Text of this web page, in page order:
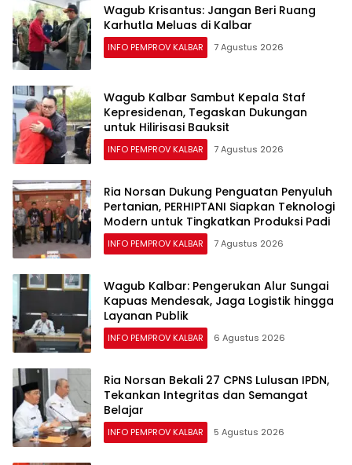
Wagub Krisantus: Jangan Beri Ruang
Karhutla Meluas di Kalbar
INFO PEMPROV KALBAR 7 Agustus 2026
Wagub Kalbar Sambut Kepala Staf
Kepresidenan, Tegaskan Dukungan
untuk Hilirisasi Bauksit
INFO PEMPROV KALBAR 7 Agustus 2026
Ria Norsan Dukung Penguatan Penyuluh
Pertanian, PERHIPTANI Siapkan Teknologi
Modern untuk Tingkatkan Produksi Padi
INFO PEMPROV KALBAR 7 Agustus 2026
Wagub Kalbar: Pengerukan Alur Sungai
Kapuas Mendesak, Jaga Logistik hingga
Layanan Publik
INFO PEMPROV KALBAR 6 Agustus 2026
Ria Norsan Bekali 27 CPNS Lulusan IPDN,
Tekankan Integritas dan Semangat
Belajar
INFO PEMPROV KALBAR 5 Agustus 2026